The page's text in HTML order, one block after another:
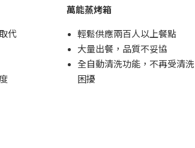
代
萬能蒸烤箱
輕鬆供應兩百人以上餐點
大量出餐，品質不妥協
全自動清洗功能，不再受清洗
困擾